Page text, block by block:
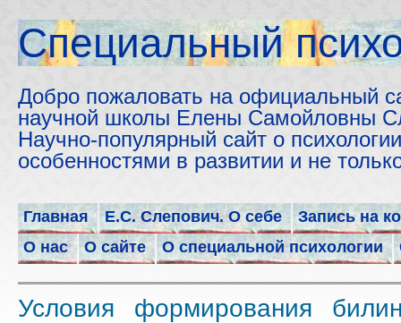
Cпециальный
Добро пожаловать на официальный
научной школы Елены Самойловны
Научно-популярный сайт о
особенностями в развитии и не
Главная Е.С. Слепович. О себе
Запись на
О нас
О сайте О специальной психологии
Условия формирования